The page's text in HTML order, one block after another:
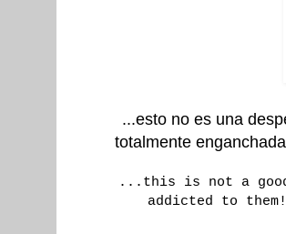
...esto no es una
totalmente
...this is not a
addicted to